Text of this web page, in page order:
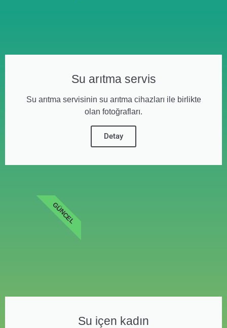
Su arıtma servis
Su arıtma servisinin su arıtma cihazları ile birlikte
olan fotoğrafları.
Detay
Su içen kadın
GÜNCEL